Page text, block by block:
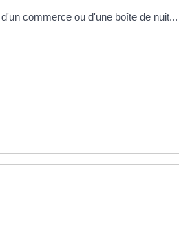
commerce ou d'une boîte de nuit...